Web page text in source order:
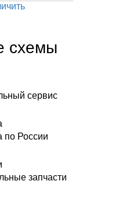
схемы
сервис
по России
запчасти